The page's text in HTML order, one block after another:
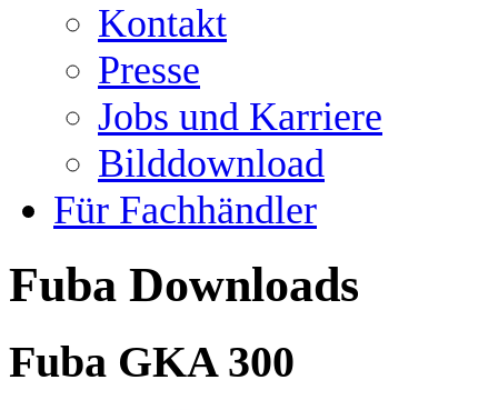
Kontakt
Presse
Jobs und Karriere
Bilddownload
Für Fachhändler
Fuba Downloads
Fuba GKA 300